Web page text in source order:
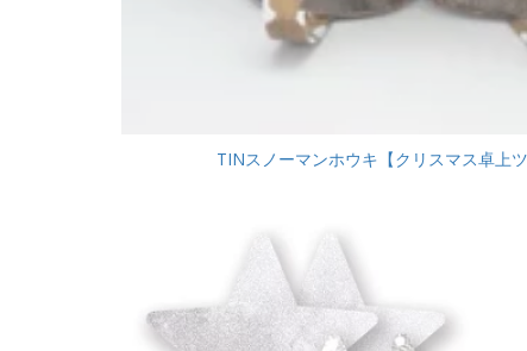
TINスノーマンホウキ【クリスマス卓上